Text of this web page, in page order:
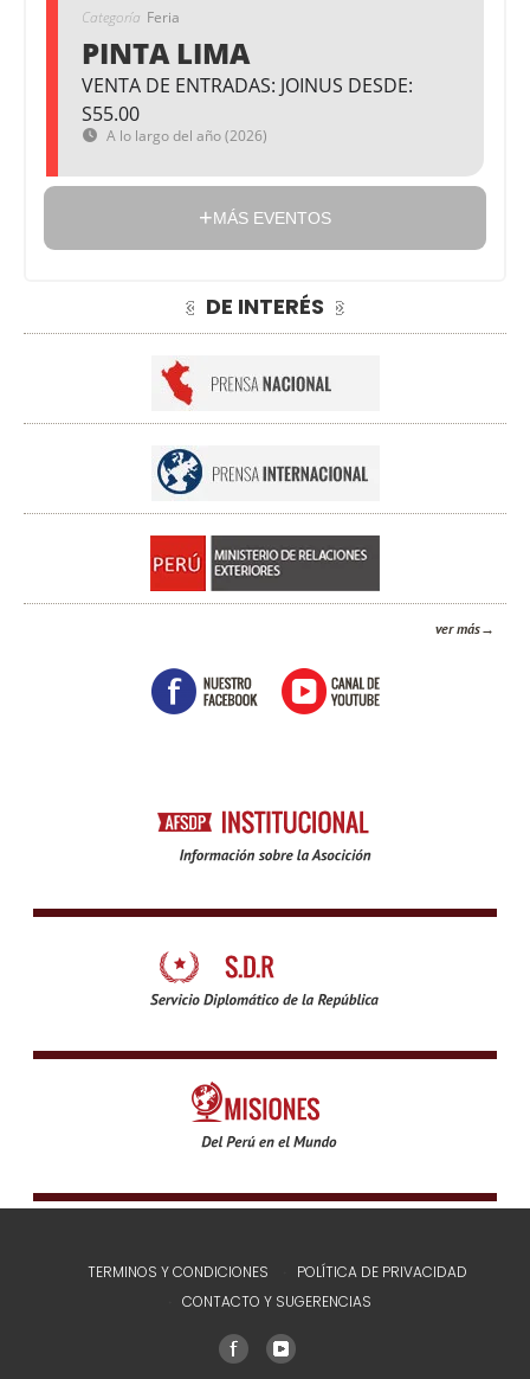
Categoría Feria
PINTA LIMA
VENTA DE ENTRADAS: JOINUS DESDE:
S55.00
A lo largo del año (2026)
MÁS EVENTOS
DE INTERÉS
ver más
TERMINOS Y CONDICIONES
POLÍTICA DE PRIVACIDAD
CONTACTO Y SUGERENCIAS